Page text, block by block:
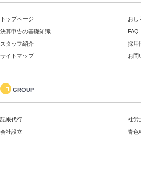
トップページ
おし
決算申告の基礎知識
FAQ
スタッフ紹介
採用
サイトマップ
お問
GROUP
記帳代行
社労
会社設立
青色